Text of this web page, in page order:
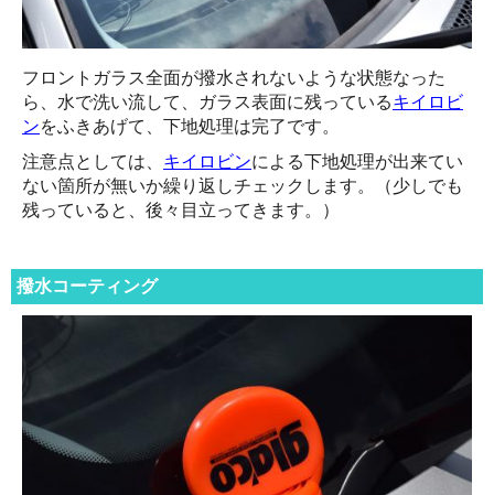
フロントガラス全面が撥水されないような状態なった
ら、水で洗い流して、ガラス表面に残っているキイロビ
ンをふきあげて、下地処理は完了です。
注意点としては、 キイロビンによる下地処理が出来てい
ない箇所が無いか繰り返しチェックします。（少しでも
残っていると、後々目立ってきます。）
撥水コーティング